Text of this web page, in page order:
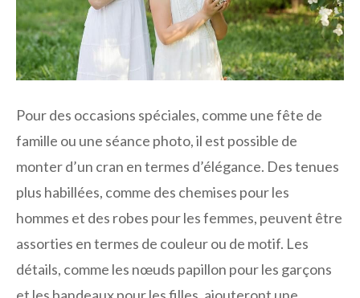
Pour des occasions spéciales, comme une fête de
famille ou une séance photo, il est possible de
monter d’un cran en termes d’élégance. Des tenues
plus habillées, comme des chemises pour les
hommes et des robes pour les femmes, peuvent être
assorties en termes de couleur ou de motif. Les
détails, comme les nœuds papillon pour les garçons
et les bandeaux pour les filles, ajouteront une